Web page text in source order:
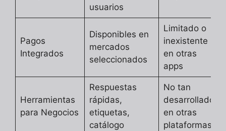
usuarios
Pagos
Integrados
Disponibles en
mercados
seleccionados
Limitado o
inexistente
en otras
apps
Herramientas
para Negocios
Respuestas
rápidas,
etiquetas,
catálogo
No tan
desarrollado
en otras
plataformas